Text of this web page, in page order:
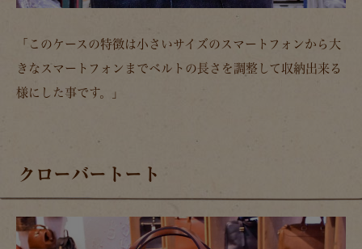
「このケースの特徴は小さいサイズのスマートフォンから大
きなスマートフォンまでベルトの長さを調整して収納出来る
様にした事です。」
クローバートート